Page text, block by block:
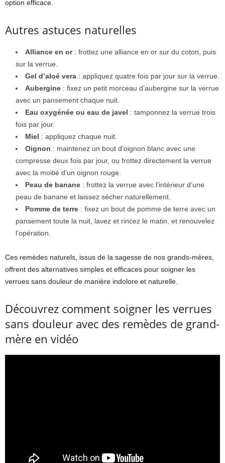
option efficace.
Autres astuces naturelles
Alliance en or: frottez une alliance en or sur du coton, puis
sur la verrue.
Gel d’aloé vera : appliquez quatre fois par jour sur la verrue.
Aubergine : fixez un petit morceau d’aubergine sur la verrue
avec un pansement chaque nuit.
Eau oxygénée ou eau de javel : tamponnez la verrue trois
fois par jour.
Miel : appliquez chaque nuit.
Oignon : maintenez un bout d’oignon blanc avec une
compresse deux fois par jour, ou frottez directement la verrue
avec la moitié d’un oignon rouge.
Peau de banane : frottez la verrue avec l’intérieur d’une
peau de banane et laissez sécher naturellement.
Pomme de terre : fixez un bout de pomme de terre avec un
pansement toute la nuit, lavez et rincez le matin, et renouvelez
l’opération.
Ces remèdes naturels, issus de la sagesse de nos grands-mères,
offrent des alternatives simples et efficaces pour soigner les
verrues sans douleur de manière indolore et naturelle.
Découvrez comment soigner les verrues
sans douleur avec des remèdes de grand-
mère en vidéo